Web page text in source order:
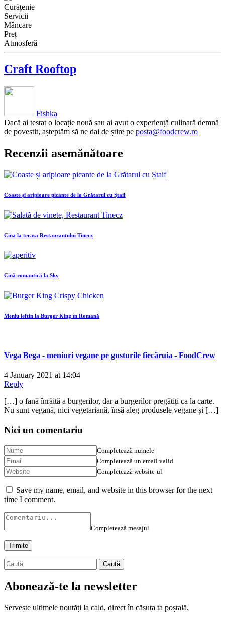
Curățenie
Servicii
Mâncare
Preț
Atmosferă
Craft Rooftop
Fishka
Dacă ai testat o locație nouă sau ai avut o experiență culinară demnă
de povestit, așteptăm să ne dai de știre pe posta@foodcrew.ro
Recenzii asemănătoare
Coaste și aripioare picante de la Grătarul cu Ștaif
Cina la terasa Restaurantului Tinecz
Cină romantică la Sky
Meniu ieftin la Burger King în Romană
Vega Bega - meniuri vegane pe gusturile fiecăruia - FoodCrew
4 January 2021 at 14:04
Reply
[…] o fană înrăită a burgerilor, dar a burgerilor pregătiți ca la carte.
Nu sunt vegană, nici vegetariană, însă aleg produsele vegane și […]
Nici un comentariu
Completează numele
Completează un email valid
Completează website-ul
Save my name, email, and website in this browser for the next
time I comment.
Completează mesajul
Abonează-te la newsletter
Servește ultimele noutăți la cald, direct în căsuța ta poștală.